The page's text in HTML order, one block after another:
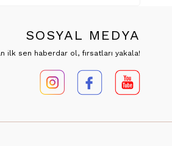
SOSYAL MEDYA
ilk sen haberdar ol, fırsatları yakala!